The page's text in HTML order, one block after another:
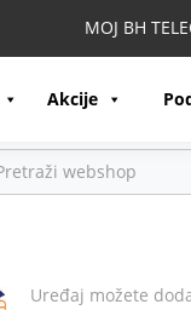
MOJ BH
Akcije
Uređaj možete